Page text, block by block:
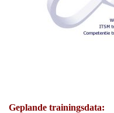
Geplande trainingsdata: